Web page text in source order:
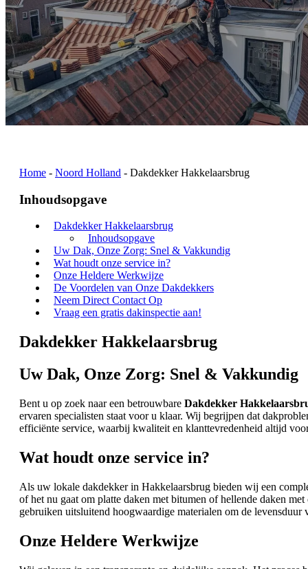
Home - Noord Holland - Dakdekker Hakkelaarsbrug
Inhoudsopgave
Dakdekker Hakkelaarsbrug
Inhoudsopgave
Uw Dak, Onze Zorg: Snel & Vakkundig
Wat houdt onze service in?
Onze Heldere Werkwijze
De Voordelen van Onze Dakdekkers
Neem Direct Contact Op
Vraag een gratis dakinspectie aan!
Dakdekker Hakkelaarsbrug
Uw Dak, Onze Zorg: Snel & Vakkundig
Bent u op zoek naar een betrouwbare Dakdekker
ervaren specialisten staat voor u klaar. Wij begrijpen dat
efficiënte service, waarbij kwaliteit en klanttevredenheid altijd
Wat houdt onze service in?
Als uw lokale dakdekker in Hakkelaarsbrug bieden wij een
of het nu gaat om platte daken met bitumen of hellende daken
gebruiken uitsluitend hoogwaardige materialen om de
Onze Heldere Werkwijze